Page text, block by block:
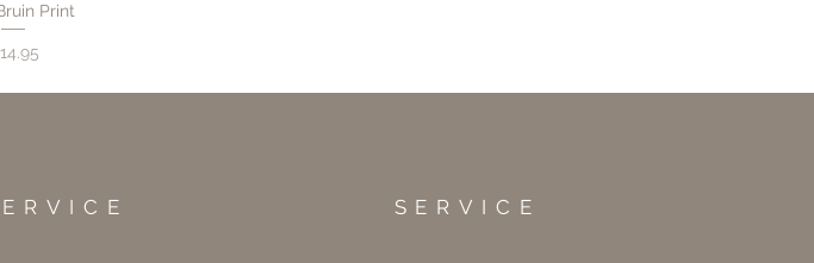
Print
SERVICE